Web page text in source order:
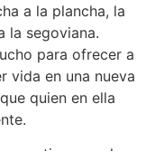
a la plancha, la
la segoviana.
para ofrecer a
vida en una nueva
quien en ella